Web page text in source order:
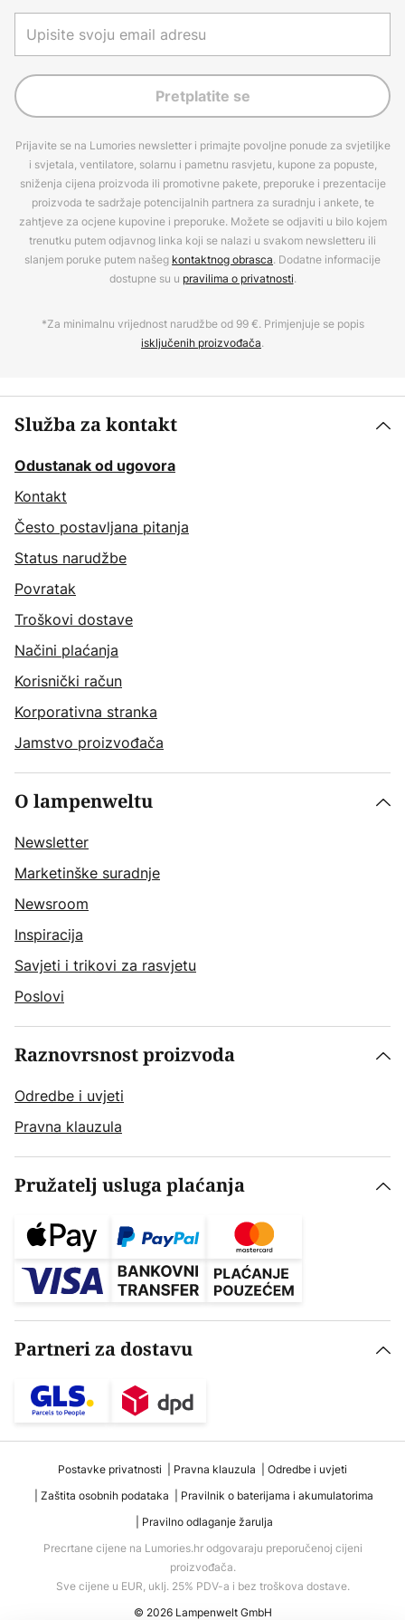
Pretplatite se
Prijavite se na Lumories newsletter i primajte povoljne ponude za svjetiljke
i svjetala, ventilatore, solarnu i pametnu rasvjetu, kupone za popuste,
sniženja cijena proizvoda ili promotivne pakete, preporuke i prezentacije
proizvoda te sadržaje potencijalnih partnera za suradnju i ankete, te
zahtjeve za ocjene kupovine i preporuke. Možete se odjaviti u bilo kojem
trenutku putem odjavnog linka koji se nalazi u svakom newsletteru ili
slanjem poruke putem našeg kontaktnog obrasca. Dodatne informacije
dostupne su u pravilima o privatnosti.
*Za minimalnu vrijednost narudžbe od 99 €. Primjenjuje se popis
isključenih proizvođača.
Služba za kontakt
Odustanak od ugovora
Kontakt
Često postavljana pitanja
Status narudžbe
Povratak
Troškovi dostave
Načini plaćanja
Korisnički račun
Korporativna stranka
Jamstvo proizvođača
O lampenweltu
Newsletter
Marketinške suradnje
Newsroom
Inspiracija
Savjeti i trikovi za rasvjetu
Poslovi
Raznovrsnost proizvoda
Odredbe i uvjeti
Pravna klauzula
Pružatelj usluga plaćanja
Partneri za dostavu
Postavke privatnosti Pravna klauzula
Odredbe i uvjeti
Zaštita osobnih podataka
Pravilnik o baterijama i akumulatorima
Pravilno odlaganje žarulja
Precrtane cijene na Lumories.hr odgovaraju preporučenoj cijeni
proizvođača.
Sve cijene u EUR, uklj. 25% PDV-a i bez troškova dostave.
© 2026 Lampenwelt GmbH